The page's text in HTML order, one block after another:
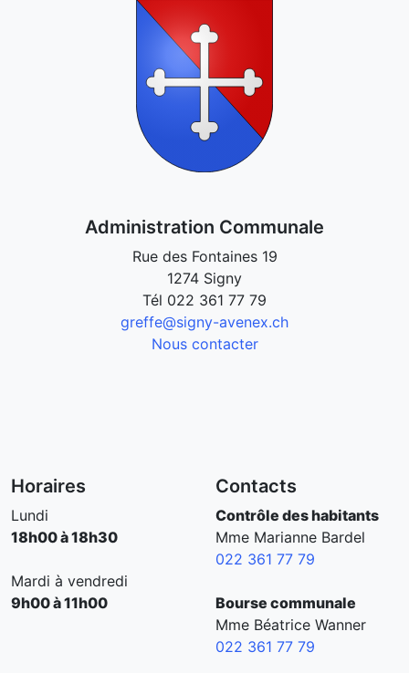
Administration Communale
Rue des Fontaines 19
1274 Signy
Tél 022 361 77 79
greffe@signy-avenex.ch
Nous contacter
Horaires
Lundi
18h00 à 18h30
Mardi à vendredi
9h00 à 11h00
Contacts
Contrôle des habitants
Mme Marianne Bardel
022 361 77 79
Bourse communale
Mme Béatrice Wanner
022 361 77 79